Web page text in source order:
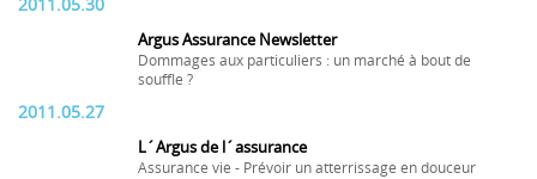
2011.05.30
Argus Assurance Newsletter
Dommages aux particuliers : un marché à bout de
souffle ?
2011.05.27
L´Argus de l´assurance
Assurance vie - Prévoir un atterrissage en douceur